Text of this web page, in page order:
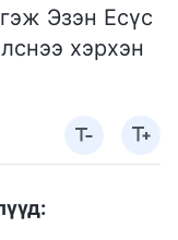
Эзэн Есүс
хэрхэн